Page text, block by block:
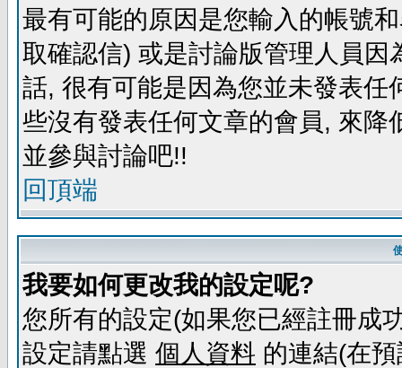
最有可能的原因是您輸入的帳號
取確認信) 或是討論版管理人員
話, 很有可能是因為您並未發表
些沒有發表任何文章的會員, 來
並參與討論吧!!
回頂端
我要如何更改我的設定呢?
您所有的設定(如果您已經註冊成
設定請點選 個人資料 的連結(在